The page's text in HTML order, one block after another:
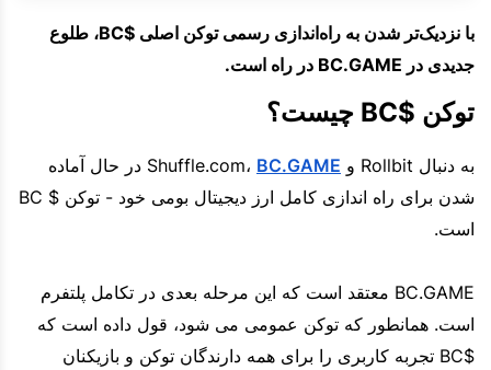
با نزدیک‌تر شدن به راه‌اندازی رسمی توکن اصلی $BC، طلوع
جدیدی در BC.GAME در راه است.
توکن $BC چیست؟
به دنبال Rollbit و Shuffle.com، BC.GAME
در حال آماده
شدن برای راه اندازی کامل ارز دیجیتال بومی خود - توکن $ BC
است.
BC.GAME معتقد است که این مرحله بعدی در تکامل پلتفرم
است. همانطور که توکن عمومی می شود، قول داده است که
$BC تجربه کاربری را برای همه دارندگان توکن و بازیکنان